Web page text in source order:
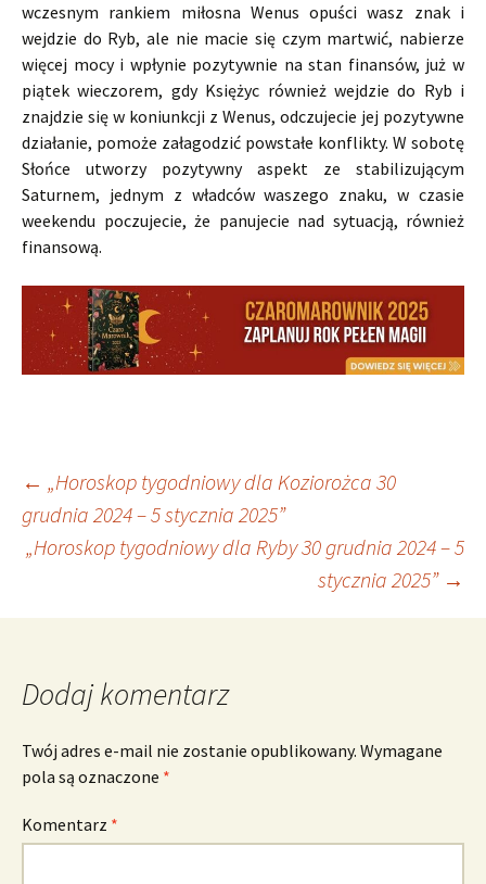
wczesnym rankiem miłosna Wenus opuści wasz znak i
wejdzie do Ryb, ale nie macie się czym martwić, nabierze
więcej mocy i wpłynie pozytywnie na stan finansów, już w
piątek wieczorem, gdy Księżyc również wejdzie do Ryb i
znajdzie się w koniunkcji z Wenus, odczujecie jej pozytywne
działanie, pomoże załagodzić powstałe konflikty. W sobotę
Słońce utworzy pozytywny aspekt ze stabilizującym
Saturnem, jednym z władców waszego znaku, w czasie
weekendu poczujecie, że panujecie nad sytuacją, również
finansową.
Nawigacja
wpisu
← „Horoskop tygodniowy dla Koziorożca 30
grudnia 2024 – 5 stycznia 2025”
„Horoskop tygodniowy dla Ryby 30 grudnia 2024 – 5
stycznia 2025” →
Dodaj komentarz
Twój adres e-mail nie zostanie opublikowany. Wymagane
pola są oznaczone *
Komentarz *